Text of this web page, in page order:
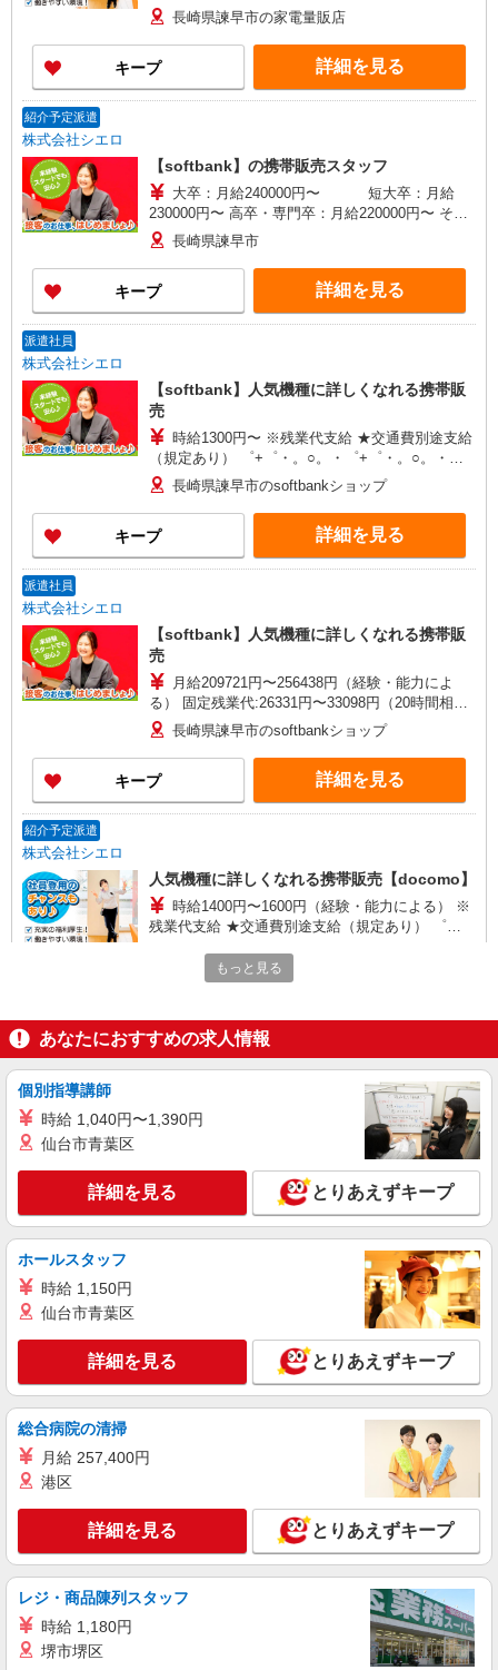
+゜・。○。・゜+゜・。○。・゜+゜ 入社祝い金10
万円支給(規定有) お友達を紹介頂くと, インセンテ
ィブ支給(規定有) ★月2回払い・週払い可能（規程
有）★ ゜・。○。・゜+゜・。○。・゜+゜
長崎県諫早市の家電量販店
キープ 詳細を見る
紹介予定派遣
株式会社シエロ
【softbank】の携帯販売スタッフ
大卒：月給240000円〜 短大卒：月給
230000円〜 高卒・専門卒：月給220000円〜 その
他・達成手当・役職手当・アドバイザー手当・そ
の他手当有・賞与年2回 ※残業代支給 ★交通費別
途支給（規定あり） ゜+゜・。○。・゜+゜・。
○。・゜+゜ 入社祝い金10万円支給(規定有) お友達
を紹介頂くと, インセンティブ支給(規定有) ゜・。
長崎県諫早市
キープ 詳細を見る
派遣社員
株式会社シエロ
【softbank】人気機種に詳しくなれる携帯販
売
時給1300円〜 ※残業代支給 ★交通費別途支給
（規定あり） ゜+゜・。○。・゜+゜・。○。・゜
+゜ 入社祝い金10万円支給(規定有) お友達を紹介
頂くと, インセンティブ支給(規定有) ★月2回払
い・週払い可能（規程有）★ ゜・。○。・゜
+゜・。○。・゜+゜
長崎県諫早市のsoftbankショップ
キープ 詳細を見る
派遣社員
株式会社シエロ
【softbank】人気機種に詳しくなれる携帯販
売
月給209721円〜256438円（経験・能力によ
る） 固定残業代:26331円〜33098円（20時間相
当） ＊時間外手当は時間外労働の有無にかかわら
ず、固定残業代として支給し、相当時間を超える
時間外労働分は法定どおり追加で支給します。 ※
試用期間あり3ヶ月 ※残業代支給 ★交通費別途支
給（規定あり） ゜+゜・。○。・゜+゜・。
長崎県諫早市のsoftbankショップ
キープ 詳細を見る
紹介予定派遣
株式会社シエロ
人気機種に詳しくなれる携帯販売【docomo】
時給1400円〜1600円（経験・能力による） ※
残業代支給 ★交通費別途支給（規定あり） ゜
万円支給(規定有) お友達を紹介頂くと, インセンテ
ィブ支給(規定有) ★月2回払い・週払い可能（規程
長崎県諫早市の家電量販店
月給259200円〜300000円（経験・能力によ
る） ※研修期間6か月・時給1500円〜 ※残業代支
給 ★交通費別途支給（規定あり） ゜+゜・。
○。・゜+゜・。○。・゜+゜ 入社祝い金10万円支
給(規定有) ゜・。○。・゜+゜・。○。・゜+゜
長崎県諫早市の家電量販店
キープ 詳細を見る
派遣社員
株式会社シエロ
人気機種に詳しくなれる携帯販売【docomo】
時給1400円〜1600円（経験・能力による） ※
残業代支給 ★交通費別途支給（規定あり） ゜
+゜・。○。・゜+゜・。○。・゜+゜ 入社祝い金10
万円支給(規定有) お友達を紹介頂くと, インセンテ
有）★ ゜・。○。・゜+゜・。○。・゜+゜
長崎県諫早市の家電量販店
キープ 詳細を見る
株式会社シエロ
【softbank】人気機種に詳しくなれる携帯販
売
時給1300円〜 ※残業代支給 ★交通費別途支給
+゜ 入社祝い金10万円支給(規定有) お友達を紹介
頂くと, インセンティブ支給(規定有) ★月2回払
長崎県諫早市のsoftbankショップ
もっと見る
あなたにおすすめの求人情報
個別指導講師
時給 1,040円〜1,390円
仙台市青葉区
詳細を見る とりあえずキープ
ホールスタッフ
時給 1,150円
仙台市青葉区
詳細を見る とりあえずキープ
総合病院の清掃
月給 257,400円
港区
詳細を見る とりあえずキープ
レジ・商品陳列スタッフ
時給 1,180円
堺市堺区